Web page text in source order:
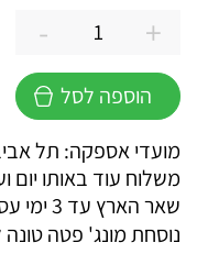
+כמות
של
מונג'
מונו
פרוטאין
טונה
-
הוספה לסל
מועדי אספקה: תל
משלוח עוד באותו יום ועד 24 שעות מרגע
שאר הארץ עד 3 ימי עסקים
נוסחת מונג' פטה טונה